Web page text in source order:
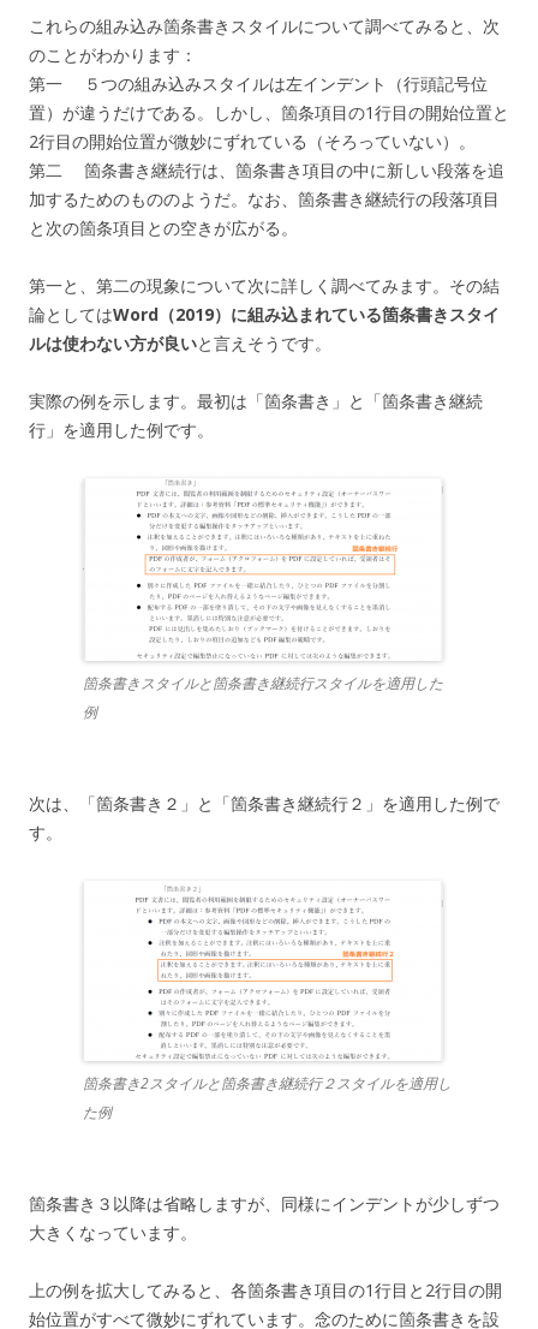
これらの組み込み箇条書きスタイルについて調べてみると、次
のことがわかります：
第一 ５つの組み込みスタイルは左インデント（行頭記号位
置）が違うだけである。しかし、箇条項目の1行目の開始位置と
2行目の開始位置が微妙にずれている（そろっていない）。
第二 箇条書き継続行は、箇条書き項目の中に新しい段落を追
加するためのもののようだ。なお、箇条書き継続行の段落項目
と次の箇条項目との空きが広がる。
第一と、第二の現象について次に詳しく調べてみます。その結
論としてはWord（2019）に組み込まれている箇条書きスタイ
ルは使わない方が良いと言えそうです。
実際の例を示します。最初は「箇条書き」と「箇条書き継続
行」を適用した例です。
箇条書きスタイルと箇条書き継続行スタイルを適用した
例
次は、「箇条書き２」と「箇条書き継続行２」を適用した例で
す。
箇条書き2スタイルと箇条書き継続行２スタイルを適用し
た例
箇条書き３以降は省略しますが、同様にインデントが少しずつ
大きくなっています。
上の例を拡大してみると、各箇条書き項目の1行目と2行目の開
始位置がすべて微妙にずれています。念のために箇条書きを設